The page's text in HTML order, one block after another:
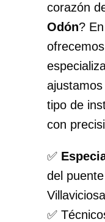
corazón
Odón? En
tipo de
con
✅
del
✅